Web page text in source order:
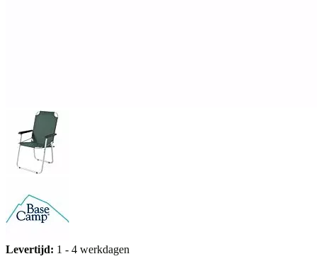
Levertijd: 1 - 4 werkdagen